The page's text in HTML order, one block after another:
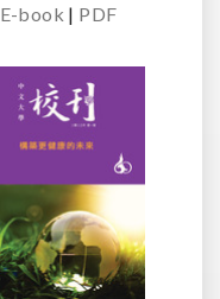
E-book | PDF